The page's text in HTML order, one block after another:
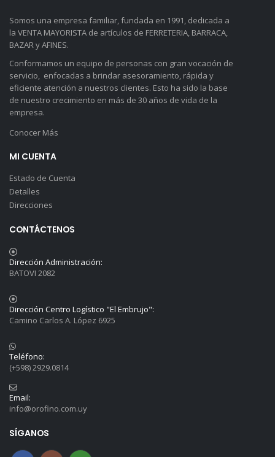
Somos una empresa familiar, fundada en 1991, dedicada a
la VENTA MAYORISTA de artículos de FERRETERIA, BARRACA,
BAZAR y AFINES.
Conformamos un equipo de personas con gran vocación de
servicio, enfocadas a brindar asesoramiento, rápida y
eficiente atención a nuestros clientes. Esto ha sido la base
de nuestro crecimiento en más de 30 años de vida de la
empresa.
Conocer Más
MI CUENTA
Estado de Cuenta
Detalles
Direcciones
CONTÁCTENOS
Dirección Administración:
BATOVI 2082
Dirección Centro Logístico "El Embrujo":
Camino Carlos A. López 6925
Teléfono:
(+598) 2929.0814
Email:
info@orofino.com.uy
SÍGANOS